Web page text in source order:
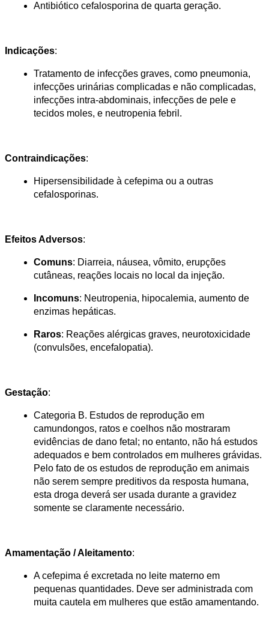
Antibiótico cefalosporina de quarta geração.
Indicações:
Tratamento de infecções graves, como pneumonia,
infecções urinárias complicadas e não complicadas,
infecções intra-abdominais, infecções de pele e
tecidos moles, e neutropenia febril​​.
Contraindicações:
Hipersensibilidade à cefepima ou a outras
cefalosporinas​.
Efeitos Adversos:
Comuns: Diarreia, náusea, vômito, erupções
cutâneas, reações locais no local da injeção.
Incomuns: Neutropenia, hipocalemia, aumento de
enzimas hepáticas.
Raros: Reações alérgicas graves, neurotoxicidade
(convulsões, encefalopatia)​​.
Gestação:
Categoria B. Estudos de reprodução em
camundongos, ratos e coelhos não mostraram
evidências de dano fetal; no entanto, não há estudos
adequados e bem controlados em mulheres grávidas.
Pelo fato de os estudos de reprodução em animais
não serem sempre preditivos da resposta humana,
esta droga deverá ser usada durante a gravidez
somente se claramente necessário.
Amamentação / Aleitamento:
A cefepima é excretada no leite materno em
pequenas quantidades. Deve ser administrada com
muita cautela em mulheres que estão amamentando​.